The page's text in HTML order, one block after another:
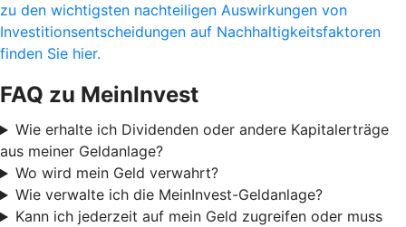
zu den wichtigsten nachteiligen Auswirkungen von
Investitionsentscheidungen auf Nachhaltigkeitsfaktoren
finden Sie hier.
FAQ zu MeinInvest
Wie erhalte ich Dividenden oder andere Kapitalerträge
aus meiner Geldanlage?
Wo wird mein Geld verwahrt?
Wie verwalte ich die MeinInvest-Geldanlage?
Kann ich jederzeit auf mein Geld zugreifen oder muss